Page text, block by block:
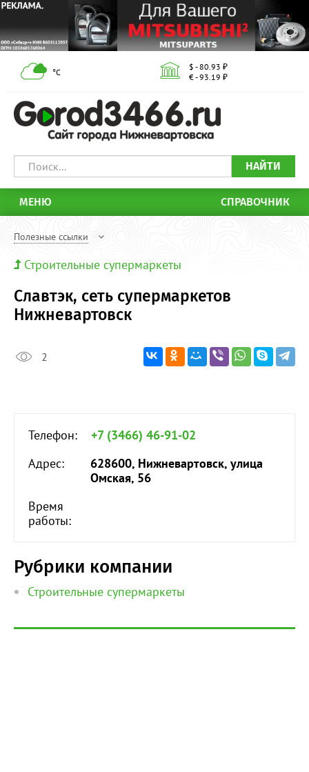
°С
$ - 80.93 ₽
€ - 93.19 ₽
НАЙТИ
МЕНЮ СПРАВОЧНИК
Полезные ссылки
Строительные супермаркеты
Славтэк, сеть супермаркетов
Нижневартовск
2
Телефон:
+7 (3466) 46-91-02
Адрес:
628600, Нижневартовск, улица
Омская, 56
Время
работы:
Рубрики компании
Строительные супермаркеты